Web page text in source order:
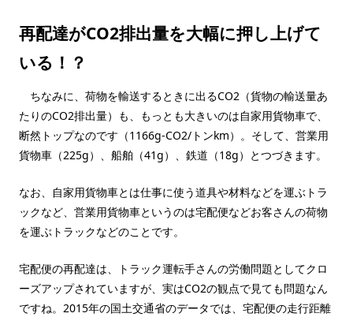
再配達がCO2排出量を大幅に押し上げて
いる！？
ちなみに、荷物を輸送するときに出るCO2（貨物の輸送量あ
たりのCO2排出量）も、もっとも大きいのは自家用貨物車で、
断然トップなのです（1166g-CO2/トンkm）。そして、営業用
貨物車（225g）、船舶（41g）、鉄道（18g）とつづきます。
なお、自家用貨物車とは仕事に使う道具や材料などを運ぶトラ
ックなど、営業用貨物車というのは宅配便などお客さんの荷物
を運ぶトラックなどのことです。
宅配便の再配達は、トラック運転手さんの労働問題としてクロ
ーズアップされていますが、実はCO2の観点で見ても問題なん
ですね。2015年の国土交通省のデータでは、宅配便の走行距離